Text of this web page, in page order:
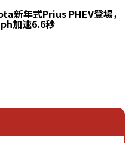
新年式Prius PHEV登場，
加速6.6秒